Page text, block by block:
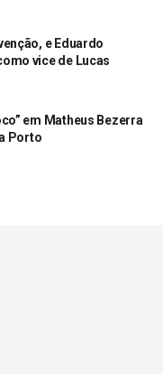
e Eduardo
vice de Lucas
em Matheus Bezerra
Porto